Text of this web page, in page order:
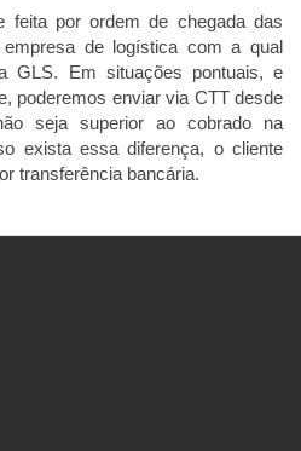
por ordem de chegada das
de logística com a qual
GLS. Em situações pontuais, e
poderemos enviar via CTT desde
seja superior ao cobrado na
exista essa diferença, o cliente
transferência bancária.